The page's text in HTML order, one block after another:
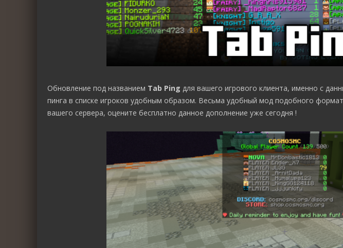
Обновление под названием Tab Ping для вашего игрового клиента, именно с
пинга в списке игроков удобным образом. Весьма удобный мод подобного
вашего сервера, оцените бесплатно данное дополнение уже сегодня !